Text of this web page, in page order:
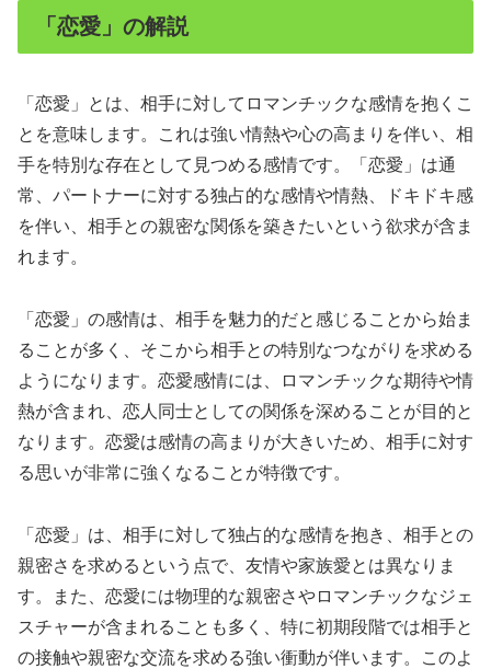
「恋愛」の解説
「恋愛」とは、相手に対してロマンチックな感情を抱くこ
とを意味します。これは強い情熱や心の高まりを伴い、相
手を特別な存在として見つめる感情です。「恋愛」は通
常、パートナーに対する独占的な感情や情熱、ドキドキ感
を伴い、相手との親密な関係を築きたいという欲求が含ま
れます。
「恋愛」の感情は、相手を魅力的だと感じることから始ま
ることが多く、そこから相手との特別なつながりを求める
ようになります。恋愛感情には、ロマンチックな期待や情
熱が含まれ、恋人同士としての関係を深めることが目的と
なります。恋愛は感情の高まりが大きいため、相手に対す
る思いが非常に強くなることが特徴です。
「恋愛」は、相手に対して独占的な感情を抱き、相手との
親密さを求めるという点で、友情や家族愛とは異なりま
す。また、恋愛には物理的な親密さやロマンチックなジェ
スチャーが含まれることも多く、特に初期段階では相手と
の接触や親密な交流を求める強い衝動が伴います。このよ